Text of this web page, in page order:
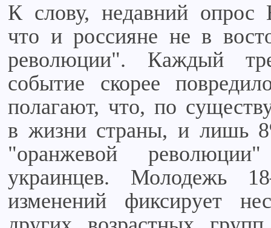
К слову, недавний
что и россияне не в
революции". Каждый
событие скорее
полагают, что, по
в жизни страны, и лишь
"оранжевой
украинцев. Молодежь
изменений фиксирует